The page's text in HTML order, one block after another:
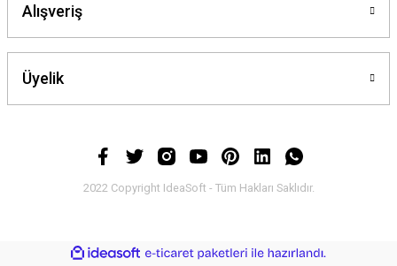
Alışveriş
Üyelik
2022 Copyright IdeaSoft - Tüm Hakları Saklıdır.
ideasoft
e-